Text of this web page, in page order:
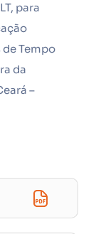
para
de Tempo
da
–